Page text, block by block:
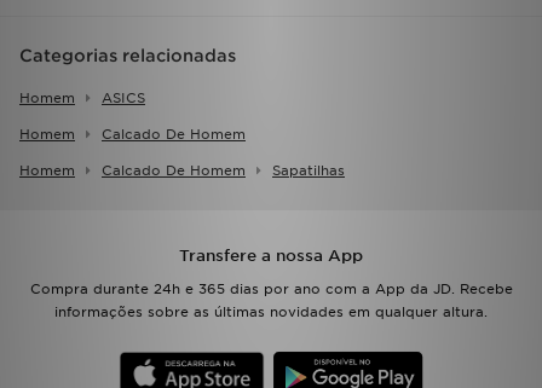
Categorias relacionadas
Homem ASICS
Homem Calcado De Homem
Homem Calcado De Homem Sapatilhas
Transfere a nossa App
Compra durante 24h e 365 dias por ano com a App da JD. Recebe
informações sobre as últimas novidades em qualquer altura.